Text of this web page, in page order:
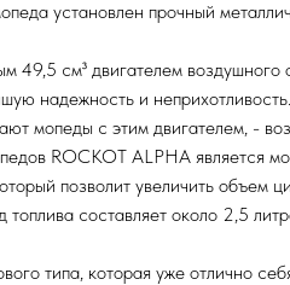
установлен прочный
см³ двигателем
надежность и
мопеды с этим двигателем, -
ROCKOT ALPHA является
позволит увеличить
составляет около 2,5
типа, которая уже отлично